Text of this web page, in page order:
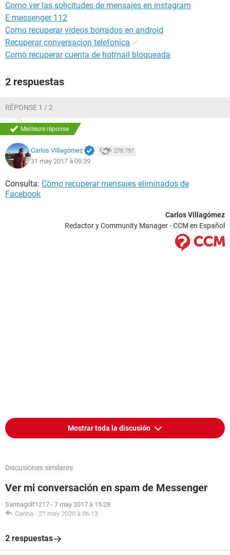
Como ver las solicitudes de mensajes en instagram
E messenger 112
Como recuperar videos borrados en android
Recuperar conversacion telefonica ✓
Como recuperar cuenta de hotmail bloqueada
2 respuestas
RÉPONSE 1 / 2
Meilleure réponse
Carlos Villagómez 278.797
31 may 2017 à 09:39
Consulta: Cómo recuperar mensajes eliminados de
Facebook
Carlos Villagómez
Redactor y Community Manager - CCM en Español
Mostrar toda la discusión
Discusiones similares
Ver mi conversación en spam de Messenger
Santiagolf1217 - 7 may 2017 à 15:28
Carina - 21 may 2020 à 06:13
2 respuestas